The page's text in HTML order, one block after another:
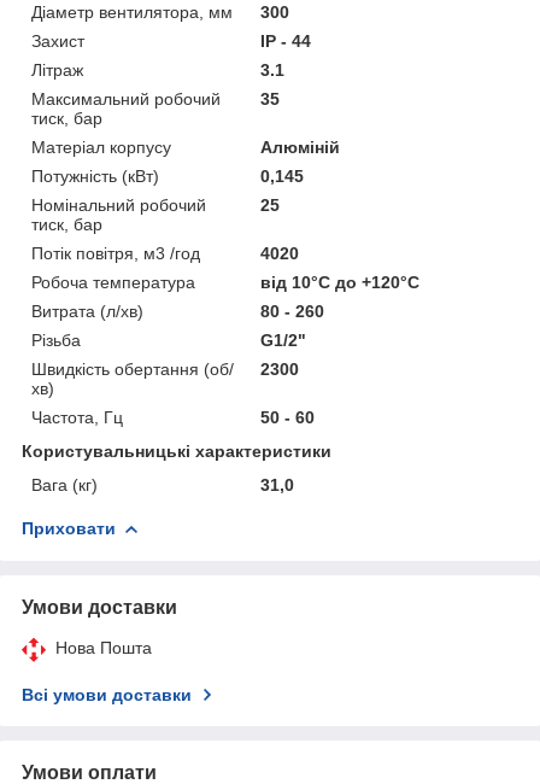
Діаметр вентилятора, мм
300
Захист
IP - 44
Літраж
3.1
Максимальний робочий
тиск, бар
35
Матеріал корпусу
Алюміній
Потужність (кВт)
0,145
Номінальний робочий
тиск, бар
25
Потік повітря, м3 /год
4020
Робоча температура
від 10°С до +120°С
Витрата (л/хв)
80 - 260
Різьба
G1/2"
Швидкість обертання (об/
хв)
2300
Частота, Гц
50 - 60
Користувальницькі характеристики
Вага (кг)
31,0
Приховати
Умови доставки
Нова Пошта
Всі умови доставки
Умови оплати